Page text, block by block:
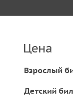
Цена
Взрослый
Детский